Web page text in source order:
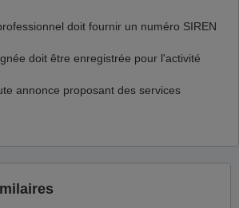
doit fournir un numéro SIREN
doit être enregistrée pour l'activité
annonce proposant des services